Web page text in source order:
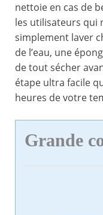
nettoie en cas de
les utilisateurs qui
simplement laver
de l’eau, une
de tout sécher
étape ultra facile
heures de votre
Grande